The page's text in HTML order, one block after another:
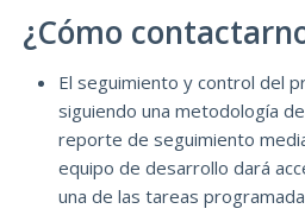
¿Cómo
El seguimiento y control del
siguiendo una metodología
reporte de seguimiento
equipo de desarrollo dará
una de las tareas